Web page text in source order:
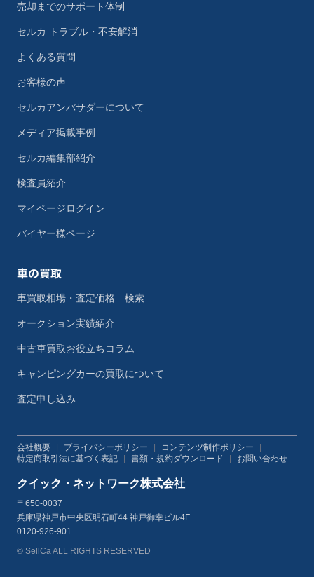
売却までのサポート体制
セルカ トラブル・不安解消
よくある質問
お客様の声
セルカアンバサダーについて
メディア掲載事例
セルカ編集部紹介
検査員紹介
マイページログイン
バイヤー様ページ
車の買取
車買取相場・査定価格 検索
オークション実績紹介
中古車買取お役立ちコラム
キャンピングカーの買取について
査定申し込み
会社概要 プライバシーポリシー コンテンツ制作ポリシー
特定商取引法に基づく表記
書類・規約ダウンロード お問い合わせ
クイック・ネットワーク株式会社
〒650-0037
兵庫県神戸市中央区明石町44 神戸御幸ビル4F
0120-926-901
© SellCa ALL RIGHTS RESERVED